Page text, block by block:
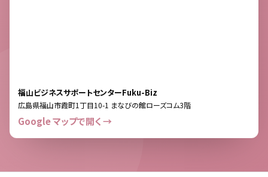
福山ビジネスサポートセンターFuku-Biz
広島県福山市霞町1丁目10-1 まなびの館ローズコム3階
Google マップで開く →